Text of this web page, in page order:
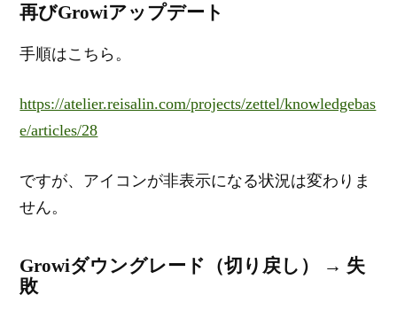
再びGrowiアップデート
手順はこちら。
https://atelier.reisalin.com/projects/zettel/knowledgebas
e/articles/28
ですが、アイコンが非表示になる状況は変わりま
せん。
Growiダウングレード（切り戻し） → 失
敗